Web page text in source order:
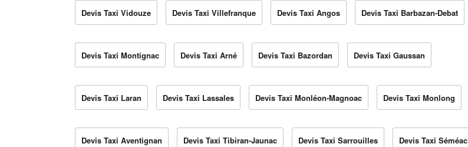
Devis Taxi Vidouze Devis Taxi Villefranque Devis Taxi Angos Devis Taxi Barbazan-Debat
Devis Taxi Montignac Devis Taxi Arné Devis Taxi Bazordan Devis Taxi Gaussan
Devis Taxi Laran Devis Taxi Lassales Devis Taxi Monléon-Magnoac Devis Taxi Monlong
Devis Taxi Aventignan Devis Taxi Tibiran-Jaunac Devis Taxi Sarrouilles Devis Taxi Séméac